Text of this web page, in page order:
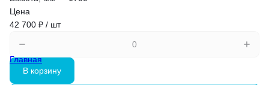
Цена
42 700 ₽ / шт
В корзину
Главная